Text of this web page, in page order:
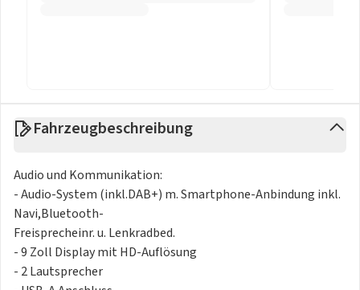
Fahrzeugbeschreibung
Audio und Kommunikation:
- Audio-System (inkl.DAB+) m. Smartphone-Anbindung inkl.
Navi,Bluetooth-
Freisprecheinr. u. Lenkradbed.
- 9 Zoll Display mit HD-Auflösung
- 2 Lautsprecher